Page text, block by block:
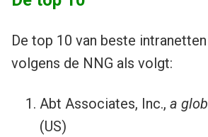
De top 10 van beste
volgens de NNG als volgt:
Abt Associates, Inc., a
(US)